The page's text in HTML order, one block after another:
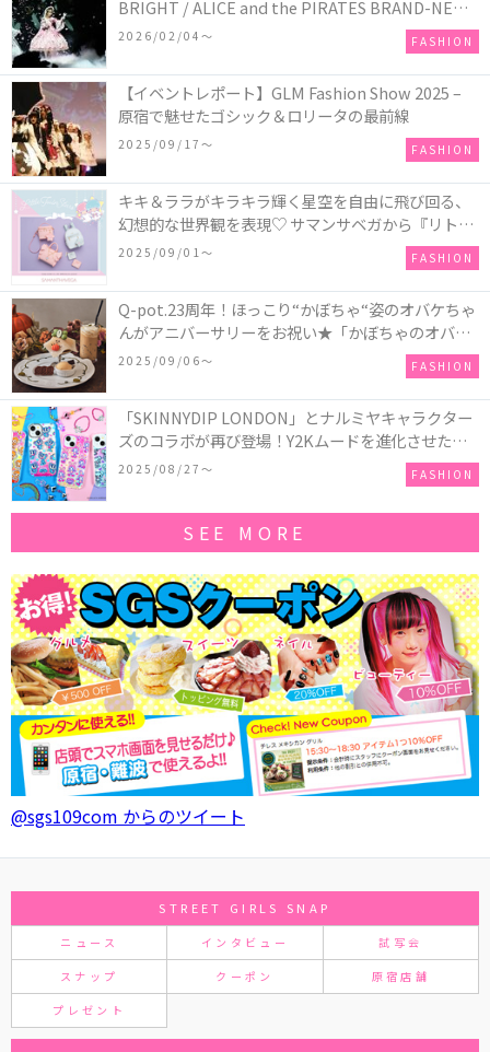
BRIGHT / ALICE and the PIRATES BRAND-NEW
COLLECTION in TOKYO
2026/02/04〜 FASHION
【イベントレポート】GLM Fashion Show 2025 –
原宿で魅せたゴシック＆ロリータの最前線
2025/09/17〜 FASHION
キキ＆ララがキラキラ輝く星空を自由に飛び回る、
幻想的な世界観を表現♡ サマンサベガから『リトル
ツインスターズ』50周年アニバーサリーイヤー』を
2025/09/01〜 FASHION
Q-pot.23周年！ほっこり“かぼちゃ“姿のオバケちゃ
んがアニバーサリーをお祝い★「かぼちゃのオバケ
ーキアクセサリー」が新発売！Q-pot CAFE.では
「かぼちゃのオバケーキプレート」も登場
2025/09/06〜 FASHION
「SKINNYDIP LONDON」とナルミヤキャラクター
ズのコラボが再び登場！Y2Kムードを進化させた新
作コレクションを発売♪
2025/08/27〜 FASHION
SEE MORE
@sgs109com からのツイート
STREET GIRLS SNAP
ニュース インタビュー 試写会
スナップ クーポン 原宿店舗
プレゼント